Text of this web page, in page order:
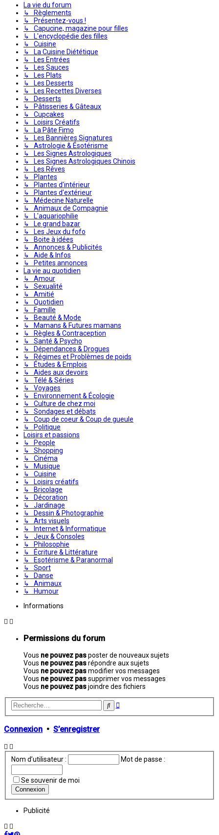
La vie du forum
↳ Règlements
↳ Présentez-vous !
↳ Capucine, magazine pour filles
↳ L'encyclopédie des filles
↳ Cuisine
↳ La Cuisine Diététique
↳ Les Entrées
↳ Les Sauces
↳ Les Plats
↳ Les Desserts
↳ Les Recettes Diverses
↳ Desserts
↳ Pâtisseries & Gâteaux
↳ Cupcakes
↳ Loisirs Créatifs
↳ La Pâte Fimo
↳ Les Bannières Signatures
↳ Astrologie & Ésotérisme
↳ Les Signes Astrologiques
↳ Les Signes Astrologiques Chinois
↳ Les Rêves
↳ Plantes
↳ Plantes d'intérieur
↳ Plantes d'extérieur
↳ Médecine Naturelle
↳ Animaux de Compagnie
↳ L'aquariophilie
↳ Le grand bazar
↳ Les Jeux du fofo
↳ Boite à idées
↳ Annonces & Publicités
↳ Aide & Infos
↳ Petites annonces
La vie au quotidien
↳ Amour
↳ Sexualité
↳ Amitié
↳ Quotidien
↳ Famille
↳ Beauté & Mode
↳ Mamans & Futures mamans
↳ Règles & Contraception
↳ Santé & Psycho
↳ Dépendances & Drogues
↳ Régimes et Problèmes de poids
↳ Études & Emplois
↳ Aides aux devoirs
↳ Télé & Séries
↳ Voyages
↳ Environnement & Écologie
↳ Culture de chez moi
↳ Sondages et débats
↳ Coup de coeur & Coup de gueule
↳ Politique
Loisirs et passions
↳ People
↳ Shopping
↳ Cinéma
↳ Musique
↳ Cuisine
↳ Loisirs créatifs
↳ Bricolage
↳ Décoration
↳ Jardinage
↳ Dessin & Photographie
↳ Arts visuels
↳ Internet & Informatique
↳ Jeux & Consoles
↳ Philosophie
↳ Écriture & Littérature
↳ Esotérisme & Paranormal
↳ Sport
↳ Danse
↳ Animaux
↳ Humour
Informations
Permissions du forum
Vous ne pouvez pasposter de nouveaux sujets
Vous ne pouvez pasrépondre aux sujets
Vous ne pouvez pasmodifier vos messages
Vous ne pouvez passupprimer vos messages
Vous ne pouvez pasjoindre des fichiers
Rechercher
Recherche
Connexion • S’enregistrer
Nom d’utilisateur : Mot de passe :
Se souvenir de moi
Publicité